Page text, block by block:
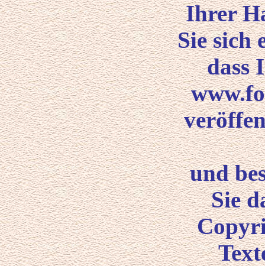
Ihrer
Sie sich
dass
und
Sie